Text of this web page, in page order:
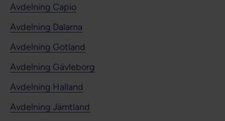
Avdelning Capio
Avdelning Dalarna
Avdelning Gotland
Avdelning Gävleborg
Avdelning Halland
Avdelning Jämtland